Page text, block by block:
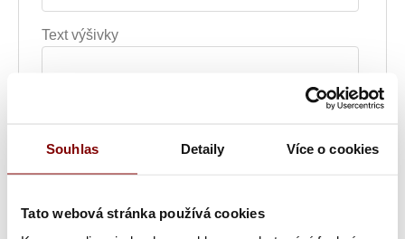
Souhlas Detaily Více o cookies
Tato webová stránka používá cookies
Text výšivky
Vyšitie loga + 5.10€